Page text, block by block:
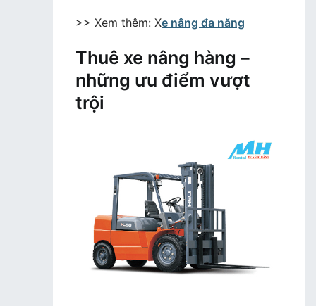
>> Xem thêm: Xe nâng đa năng
Thuê xe nâng hàng –
những ưu điểm vượt
trội